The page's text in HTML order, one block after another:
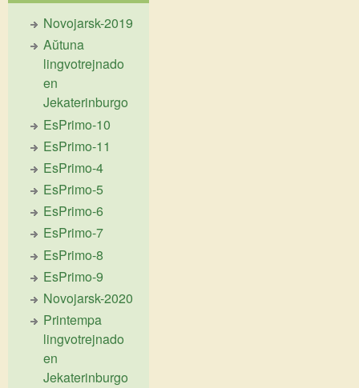
Novojarsk-2019
Aŭtuna
lingvotrejnado
en
Jekaterinburgo
EsPrimo-10
EsPrimo-11
EsPrimo-4
EsPrimo-5
EsPrimo-6
EsPrimo-7
EsPrimo-8
EsPrimo-9
Novojarsk-2020
Printempa
lingvotrejnado
en
Jekaterinburgo